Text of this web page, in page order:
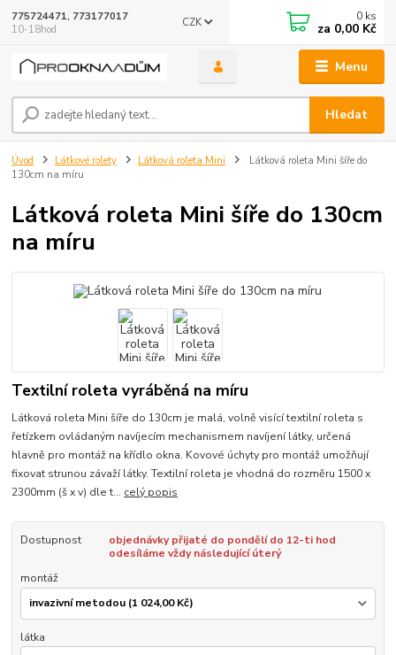
Menu
CZK
Hledat
775724471, 773177017
10-18hod
0 ks
za 0,00 Kč
Úvod Látkové rolety Látková roleta Mini
Látková roleta Mini šíře do
130cm na míru
Látková roleta Mini šíře do 130cm
na míru
Textilní roleta vyráběná na míru
Látková roleta Mini šíře do 130cm je malá, volně visící textilní roleta s
řetízkem ovládaným navíjecím mechanismem navíjení látky, určená
hlavně pro montáž na křídlo okna. Kovové úchyty pro montáž umožňují
fixovat strunou závaží látky. Textilní roleta je vhodná do rozměru 1500 x
2300mm (š x v) dle t... celý popis
Dostupnost
objednávky přijaté do pondělí do 12-ti hod
odesíláme vždy následující úterý
montáž
látka